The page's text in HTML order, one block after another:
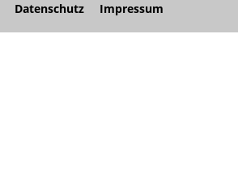
Datenschutz Impressum